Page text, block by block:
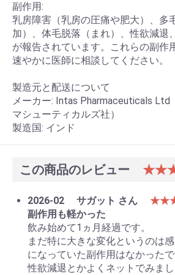
副作用:
乳房障害（乳房の圧痛や肥大）、多
加）、体毛脱落（まれ）、性欲減退
が報告されています。これらの副作
速やかに医師に相談してください。
製造元と配送について
メーカー: Intas Pharmaceuticals Ltd
マシューティカルズ社）
製造国: インド
この商品のレビュー
2026-02 サガット さん
副作用も軽かった
飲み始めて1ヵ月経過です。
まだ特に大きな変化というのは
になっていた副作用はなかったで
性欲減退とかよくネットでみま